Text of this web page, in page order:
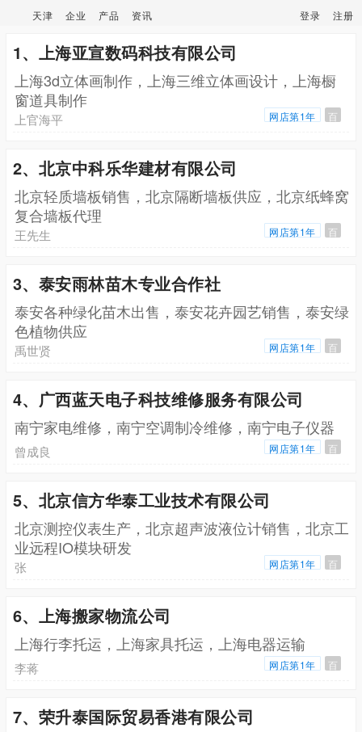
天津 企业 产品 资讯 登录 注册
1、上海亚宣数码科技有限公司
上海3d立体画制作，上海三维立体画设计，上海橱
窗道具制作
上官海平 网店第1年 百
2、北京中科乐华建材有限公司
北京轻质墙板销售，北京隔断墙板供应，北京纸蜂窝
复合墙板代理
王先生 网店第1年 百
3、泰安雨林苗木专业合作社
泰安各种绿化苗木出售，泰安花卉园艺销售，泰安绿
色植物供应
禹世贤 网店第1年 百
4、广西蓝天电子科技维修服务有限公司
南宁家电维修，南宁空调制冷维修，南宁电子仪器
曾成良 网店第1年 百
5、北京信方华泰工业技术有限公司
北京测控仪表生产，北京超声波液位计销售，北京工
业远程IO模块研发
张 网店第1年 百
6、上海搬家物流公司
上海行李托运，上海家具托运，上海电器运输
李蒋 网店第1年 百
7、荣升泰国际贸易香港有限公司